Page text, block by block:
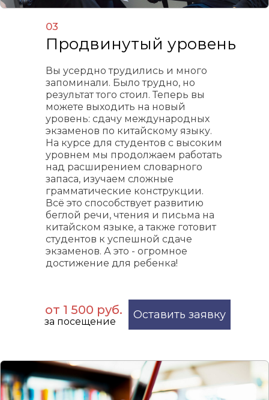
Продвинутый уровень
Вы усердно трудились и много
запоминали. Было трудно, но
результат того стоил. Теперь вы
можете выходить на новый
уровень: сдачу международных
экзаменов по китайскому языку.
На курсе для студентов с высоким
уровнем мы продолжаем работать
над расширением словарного
запаса, изучаем сложные
грамматические конструкции.
Всё это способствует развитию
беглой речи, чтения и письма на
китайском языке, а также готовит
студентов к успешной сдаче
экзаменов. А это - огромное
достижение для ребенка!
03
от 1 500 руб. Оставить заявку
за посещение